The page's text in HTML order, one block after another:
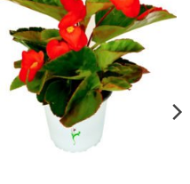
Añadir
a la
lista de
deseos